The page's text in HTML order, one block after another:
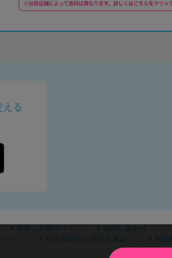
る
通販ご利用ガイド
お問い合わせ
シー 特定商取引に関する表記 利用